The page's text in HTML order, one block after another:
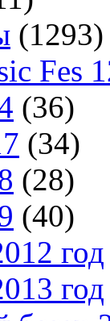
(1293)
Fes
(36)
(34)
(28)
(40)
год
год